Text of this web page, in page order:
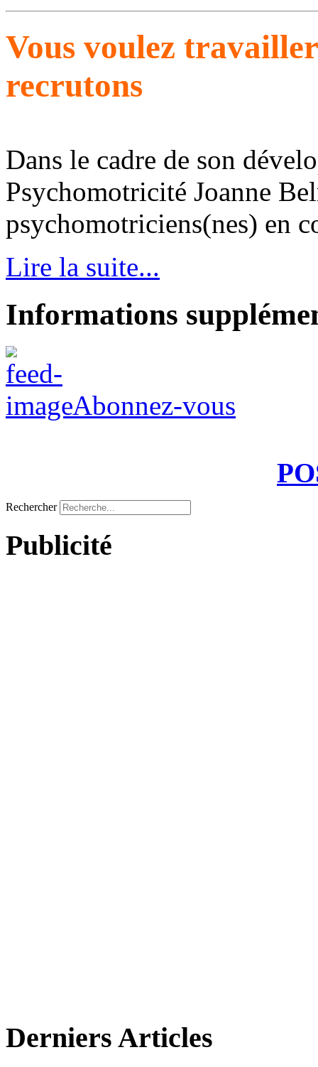
Vous voulez
recrutons
Dans le cadre de son
Psychomotricité Joanne
psychomotriciens(nes) en
Lire la suite...
Informations
Abonnez-vous
Rechercher
Publicité
Derniers Articles